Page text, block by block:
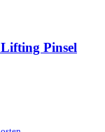
Pinsel